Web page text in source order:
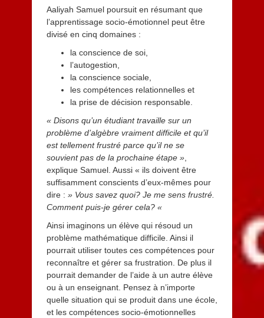
Aaliyah Samuel poursuit en résumant que
l’apprentissage socio-émotionnel peut être
divisé en cinq domaines :
la conscience de soi,
l’autogestion,
la conscience sociale,
les compétences relationnelles et
la prise de décision responsable.
« Disons qu’un étudiant travaille sur un
problème d’algèbre vraiment difficile et qu’il
est tellement frustré parce qu’il ne se
souvient pas de la prochaine étape »,
explique Samuel. Aussi « ils doivent être
suffisamment conscients d’eux-mêmes pour
dire : » Vous savez quoi? Je me sens frustré.
Comment puis-je gérer cela? «
Ainsi imaginons un élève qui résoud un
problème mathématique difficile. Ainsi il
pourrait utiliser toutes ces compétences pour
reconnaître et gérer sa frustration. De plus il
pourrait demander de l’aide à un autre élève
ou à un enseignant. Pensez à n’importe
quelle situation qui se produit dans une école,
et les compétences socio-émotionnelles